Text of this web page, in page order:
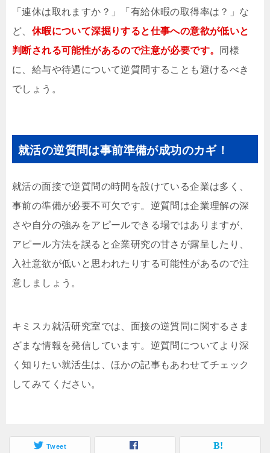
「連休は取れますか？」「有給休暇の取得率は？」な
ど、 休暇について深掘りすると仕事への意欲が低いと
判断される可能性があるので注意が必要です。 同様
に、給与や待遇について逆質問することも避けるべき
でしょう。
就活の逆質問は事前準備が成功のカギ！
就活の面接で逆質問の時間を設けている企業は多く、
事前の準備が必要不可欠です。逆質問は企業理解の深
さや自分の強みをアピールできる場ではありますが、
アピール方法を誤ると企業研究の甘さが露呈したり、
入社意欲が低いと思われたりする可能性があるので注
意しましょう。
キミスカ就活研究室では、面接の逆質問に関するさま
ざまな情報を発信しています。逆質問についてより深
く知りたい就活生は、ほかの記事もあわせてチェック
してみてください。
Tweet